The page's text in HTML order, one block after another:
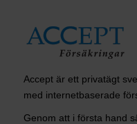
Accept är ett privatägt
med internetbaserade
Genom att i första hand